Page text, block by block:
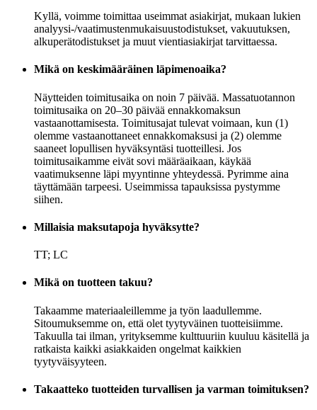
Kyllä, voimme toimittaa useimmat asiakirjat, mukaan lukien
analyysi-/vaatimustenmukaisuustodistukset, vakuutuksen,
alkuperätodistukset ja muut vientiasiakirjat tarvittaessa.
Mikä on keskimääräinen läpimenoaika?
Näytteiden toimitusaika on noin 7 päivää. Massatuotannon
toimitusaika on 20–30 päivää ennakkomaksun
vastaanottamisesta. Toimitusajat tulevat voimaan, kun (1)
olemme vastaanottaneet ennakkomaksusi ja (2) olemme
saaneet lopullisen hyväksyntäsi tuotteillesi. Jos
toimitusaikamme eivät sovi määräaikaan, käykää
vaatimuksenne läpi myyntinne yhteydessä. Pyrimme aina
täyttämään tarpeesi. Useimmissa tapauksissa pystymme
siihen.
Millaisia ​​maksutapoja hyväksytte?
TT; LC
Mikä on tuotteen takuu?
Takaamme materiaaleillemme ja työn laadullemme.
Sitoumuksemme on, että olet tyytyväinen tuotteisiimme.
Takuulla tai ilman, yrityksemme kulttuuriin kuuluu käsitellä ja
ratkaista kaikki asiakkaiden ongelmat kaikkien
tyytyväisyyteen.
Takaatteko tuotteiden turvallisen ja varman toimituksen?